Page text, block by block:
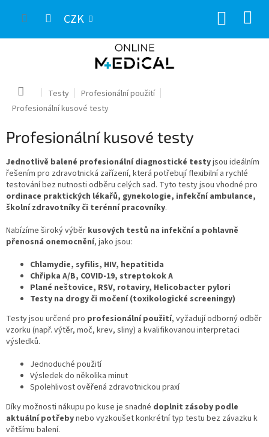
CZK
Domů Testy
Profesionální použití
Profesionální kusové testy
Profesionální kusové testy
Jednotlivě balené profesionální diagnostické testyjsou ideálním
řešením pro zdravotnická zařízení, která potřebují flexibilní a rychlé
testování bez nutnosti odběru celých sad. Tyto testy jsou vhodné pro
ordinace praktických lékařů, gynekologie, infekční ambulance,
školní zdravotníky či terénní pracovníky.
Nabízíme široký výběr kusových testů na infekční a pohlavně
přenosná onemocnění, jako jsou:
Chlamydie, syfilis, HIV, hepatitida
Chřipka A/B, COVID-19, streptokok A
Plané neštovice, RSV, rotaviry, Helicobacter pylori
Testy na drogy či močení (toxikologické screeningy)
Testy jsou určené pro profesionální použití, vyžadují odborný odběr
vzorku (např. výtěr, moč, krev, sliny) a kvalifikovanou interpretaci
výsledků.
Jednoduché použití
Výsledek do několika minut
Spolehlivost ověřená zdravotnickou praxí
Díky možnosti nákupu po kuse je snadné doplnit zásoby podle
aktuální potřebynebo vyzkoušet konkrétní typ testu bez závazku k
většímu balení.